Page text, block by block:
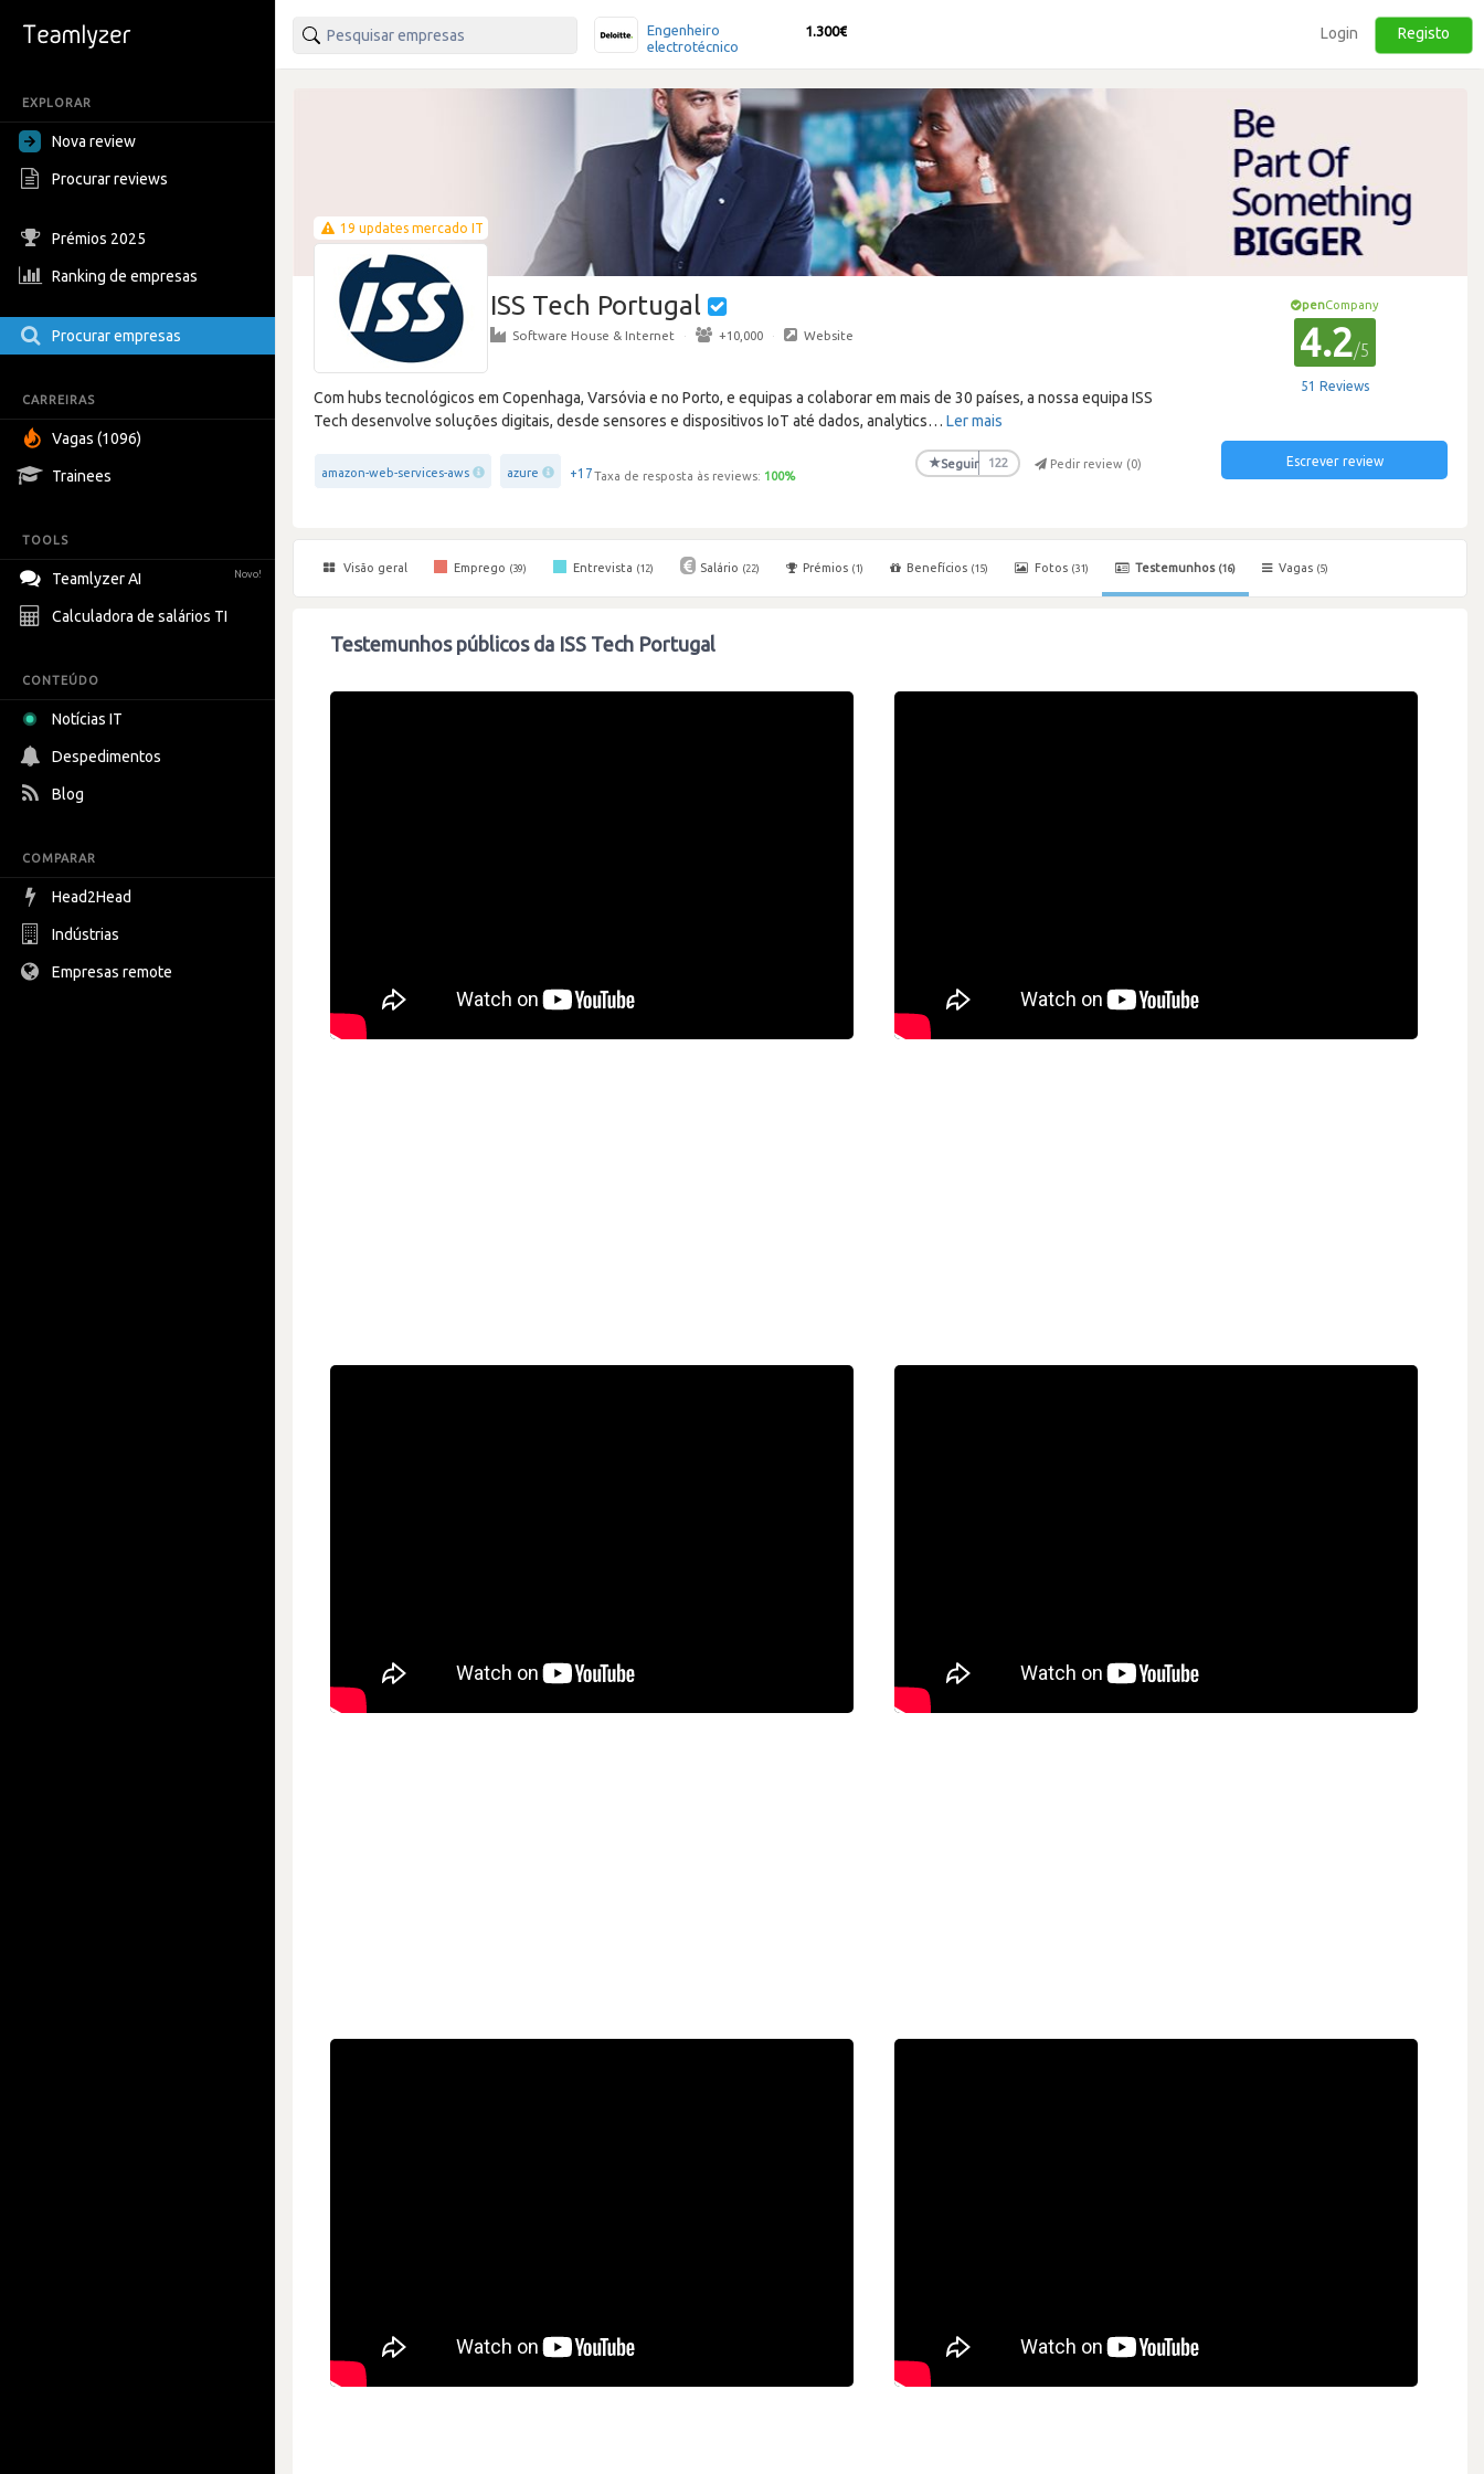
EXPLORAR
Nova review
Procurar reviews
Prémios 2025
Ranking de empresas
Procurar empresas
CARREIRAS
Vagas (1096)
Trainees
TOOLS
Teamlyzer AI Novo!
Calculadora de salários TI
CONTEÚDO
Notícias IT
Despedimentos
Blog
COMPARAR
Head2Head
Indústrias
Empresas remote
Engenheiro
electrotécnico
1.300€ Login Registo
19 updates mercado IT
ISS Tech Portugal
Software House & Internet · +10,000 · Website
Com hubs tecnológicos em Copenhaga, Varsóvia e no Porto, e equipas a colaborar em mais de 30 países, a nossa equipa ISS
Tech desenvolve soluções digitais, desde sensores e dispositivos IoT até dados, analytics… Ler mais
amazon-web-services-aws azure +17Taxa de resposta às reviews: 100%
★Seguir 122 Pedir review (0)
penCompany
4.2/5
51 Reviews
Escrever review
Visão geral Emprego (39) Entrevista (12) Salário (22) Prémios (1) Benefícios (15) Fotos (31) Testemunhos (16) Vagas (5)
Testemunhos públicos da ISS Tech Portugal